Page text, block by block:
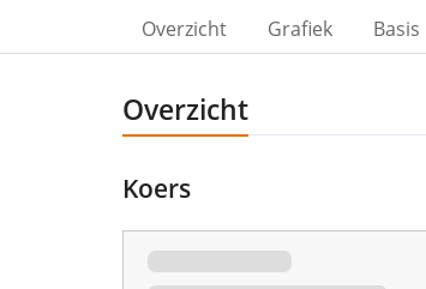
Overzicht Grafiek Basis
Overzicht
Koers